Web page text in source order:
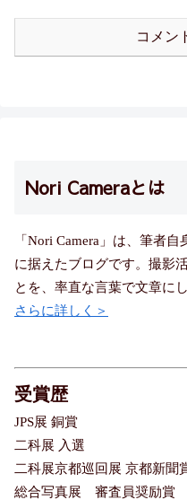
コメン
Nori Cameraとは
「Nori Camera」は、筆者
に据えたブログです。撮影
とを、率直な言葉で文章に
さらに詳しく＞
受賞歴
JPS展 銅賞
二科展 入選
二科展京都巡回展 京都新聞
総合写真展 審査員奨励賞